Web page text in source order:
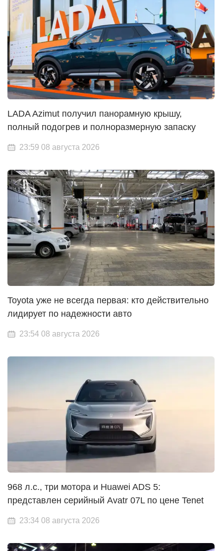
LADA Azimut получил панорамную крышу,
полный подогрев и полноразмерную запаску
23:59 08 августа 2026
Toyota уже не всегда первая: кто действительно
лидирует по надежности авто
23:54 08 августа 2026
968 л.с., три мотора и Huawei ADS 5:
представлен серийный Avatr 07L по цене Tenet
23:34 08 августа 2026